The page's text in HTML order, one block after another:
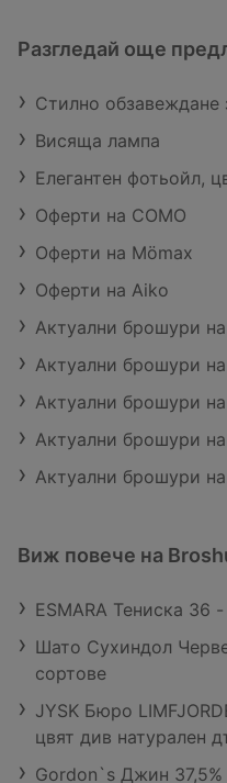
Разгледай още
Стилно обзавеждане
Висяща лампа
Елегантен фотьойл,
Оферти на COMO
Оферти на Mömax
Оферти на Aiko
Актуални брошури
Актуални брошури
Актуални брошури на
Актуални брошури
Актуални брошури
Виж повече на
ESMARA Тениска 36
Шато Сухиндол
сортове
JYSK Бюро
цвят див натурален
Gordon`s Джин 37,5%